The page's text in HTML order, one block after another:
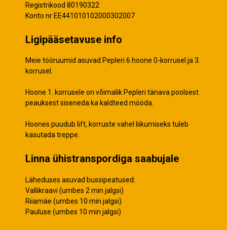
Registrikood 80190322
Konto nr EE441010102000302007
Ligipääsetavuse info
Meie tööruumid asuvad Pepleri 6 hoone 0-korrusel ja 3.
korrusel.
Hoone 1. korrusele on võimalik Pepleri tänava poolsest
peauksest siseneda ka kaldteed mööda.
Hoones puudub lift, korruste vahel liikumiseks tuleb
kasutada treppe.
Linna ühistranspordiga saabujale
Läheduses asuvad bussipeatused:
Vallikraavi (umbes 2 min jalgsi)
Riiamäe (umbes 10 min jalgsi)
Pauluse (umbes 10 min jalgsi)